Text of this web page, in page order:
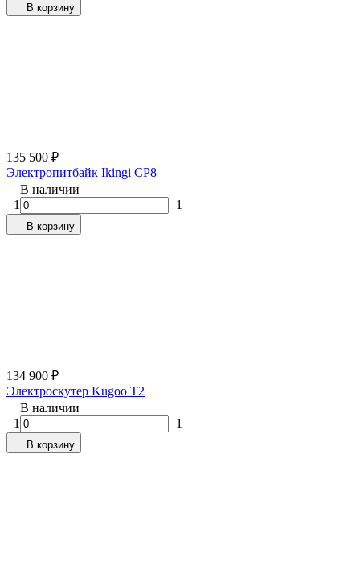
В корзину
135 500 ₽
Электропитбайк Ikingi CP8
В наличии
1
1
В корзину
134 900 ₽
Электроскутер Kugoo Т2
В наличии
1
1
В корзину